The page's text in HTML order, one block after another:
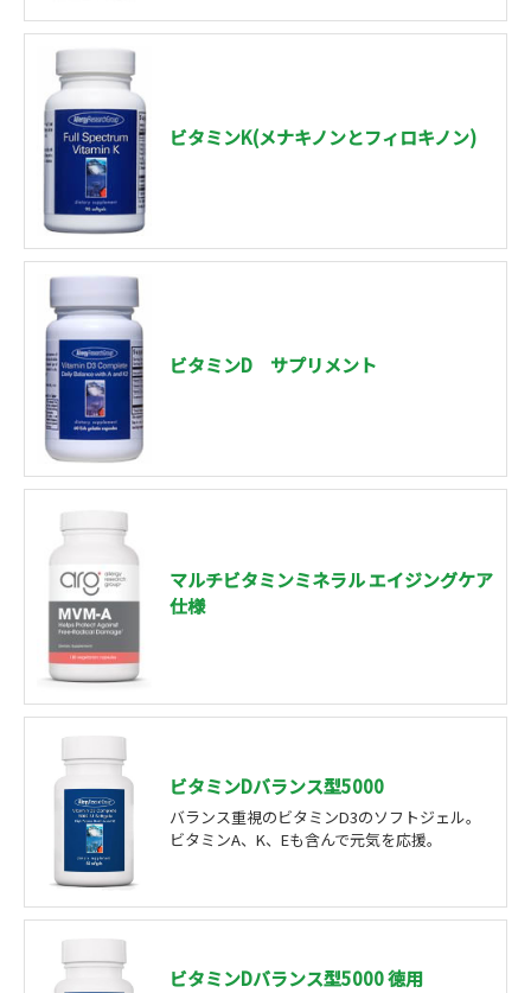
ビタミンK(メナキノンとフィロキノン)
ビタミンD サプリメント
マルチビタミンミネラル エイジングケア
仕様
ビタミンDバランス型5000
バランス重視のビタミンD3のソフトジェル。
ビタミンA、K、Eも含んで元気を応援。
ビタミンDバランス型5000 徳用